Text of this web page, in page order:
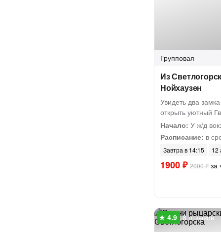
Групповая
Из
Нойхаузен
Увидеть два
открыть уютный
Начало: У ж/д
Расписание: в
Завтра в 14:15 12
1900 ₽ 2000 ₽ за
8 отзывов